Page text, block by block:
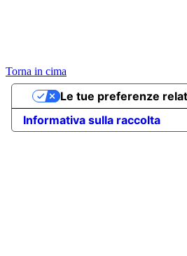
Torna in cima
Informativa sulla raccolta
Le tue preferenze